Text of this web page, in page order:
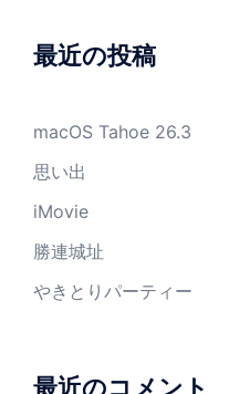
最近の投稿
macOS Tahoe 26.3
思い出
iMovie
勝連城址
やきとりパーティー
最近のコメント